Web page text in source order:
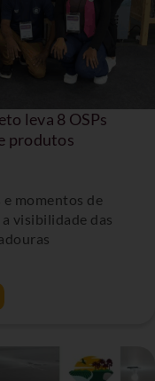
leva 8 OSPs
produtos
e momentos de
visibilidade das